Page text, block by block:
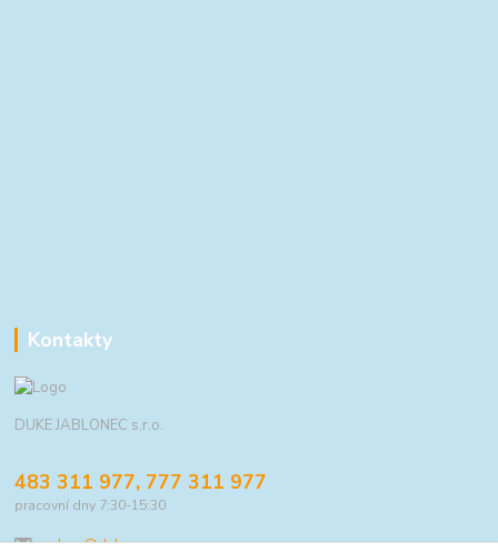
Kontakty
DUKE JABLONEC s.r.o.
483 311 977, 777 311 977
pracovní dny 7:30-15:30
eshop@duke.cz